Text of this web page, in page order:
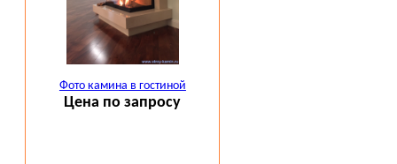
Фото камина в гостиной
Цена по запросу